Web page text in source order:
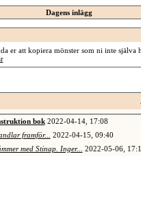
Dagens inlägg
er att kopiera mönster som ni inte själva
bok2022-04-14, 17:08
framför... 2022-04-15, 09:40
med Stinap. Inger... 2022-05-06,